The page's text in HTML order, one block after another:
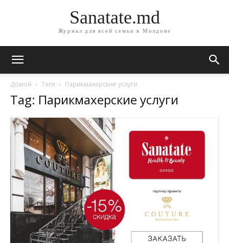
Sanatate.md
Журнал для всей семьи в Молдове
Домой Теги Парикмахерские услуги
Tag: Парикмахерские услуги